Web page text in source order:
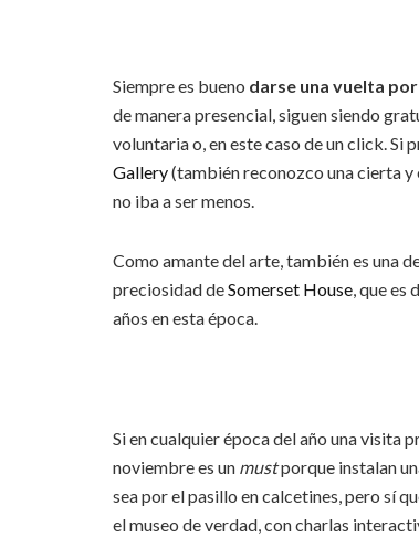
Siempre es bueno darse una vuelta
de manera presencial, siguen siendo
voluntaria o, en este caso de un click. Si
Gallery(también reconozco una cierta y
no iba a ser menos.
Como amante del arte, también es una
preciosidad deSomerset House , que
años en esta época.
Si en cualquier época del año una visita
noviembre es un mustporque instalan
sea por el pasillo en calcetines, pero sí
el museo de verdad, con charlas